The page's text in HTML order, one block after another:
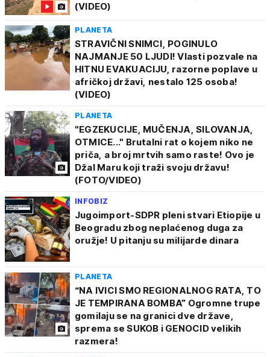
(VIDEO)
PLANETA
STRAVIČNI SNIMCI, POGINULO
NAJMANJE 50 LJUDI! Vlasti pozvale na
HITNU EVAKUACIJU, razorne poplave u
afričkoj državi, nestalo 125 osoba!
(VIDEO)
PLANETA
"EGZEKUCIJE, MUČENJA, SILOVANJA,
OTMICE..." Brutalni rat o kojem niko ne
priča, a broj mrtvih samo raste! Ovo je
Džal Maru koji traži svoju državu!
(FOTO/VIDEO)
INFOBIZ
Jugoimport-SDPR pleni stvari Etiopije u
Beogradu zbog neplaćenog duga za
oružje! U pitanju su milijarde dinara
PLANETA
“NA IVICI SMO REGIONALNOG RATA, TO
JE TEMPIRANA BOMBA” Ogromne trupe
gomilaju se na granici dve države,
sprema se SUKOB i GENOCID velikih
razmera!